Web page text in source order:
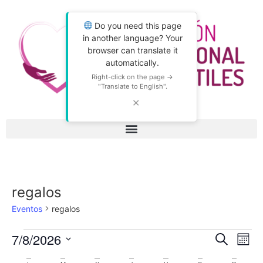
Do you need this page
in another language? Your
browser can translate it
automatically.
Right-click on the page →
"Translate to English".
✕
regalos
Eventos regalos
BuscarMes
7/8/2026